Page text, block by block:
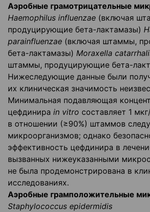
Аэробные грамотрицательные
Haemophilus influenzae (включая
продуцирующие бета-лактамазы)
parainfluenzae (включая штаммы,
бета-лактамазы) Moraxella
штаммы, продуцирующие бета-
Нижеследующие данные были
их клиническая значимость
Минимальная подавляющая
цефдинира in vitro составляет 1
в отношении (≥90%) штаммов
микроорганизмов; однако
эффективность цефдинира в
вызванных нижеуказанными
не была продемонстрирована в
исследованиях.
Аэробные грамположительные
Staphylococcus epidermidis